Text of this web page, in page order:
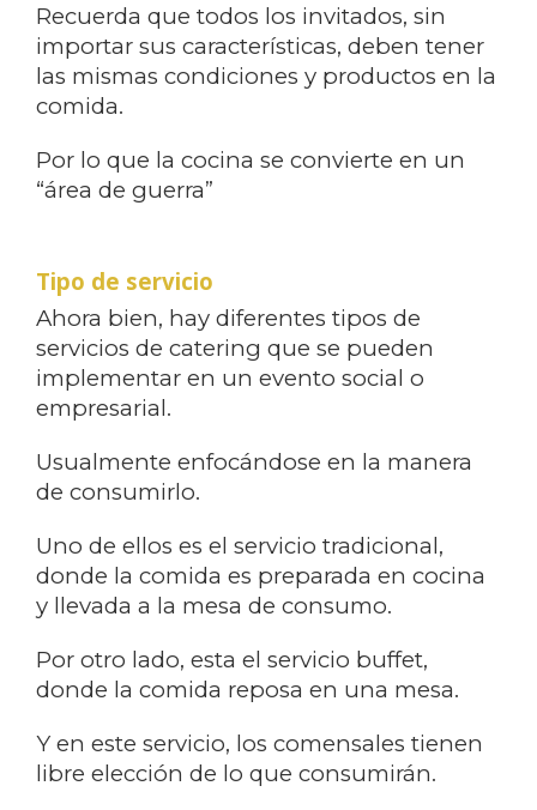
Recuerda que todos los invitados, sin
importar sus características, deben tener
las mismas condiciones y productos en la
comida.
Por lo que la cocina se convierte en un
“área de guerra”
Tipo de servicio
Ahora bien, hay diferentes tipos de
servicios de catering que se pueden
implementar en un evento social o
empresarial.
Usualmente enfocándose en la manera
de consumirlo.
Uno de ellos es el servicio tradicional,
donde la comida es preparada en cocina
y llevada a la mesa de consumo.
Por otro lado, esta el servicio buffet,
donde la comida reposa en una mesa.
Y en este servicio, los comensales tienen
libre elección de lo que consumirán.